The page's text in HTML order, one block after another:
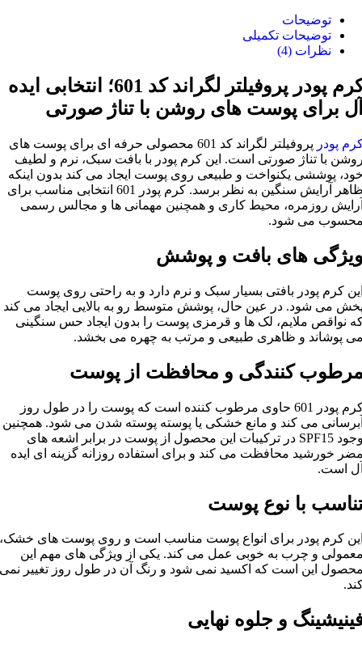
توضیحات
توضیحات تکمیلی
نظرات (4)
کرم پودر پروفیلتر لگراند کد 601؛ انتخابی ایده
برای پوست های روشن با تناژ صورتی
پودر
پروفیلتر لگراند کد 601 محصولی حرفه ای برای پوست های
با تناژ صورتی است. این کرم پودر با بافت سبک، نرم و لطیف
پوششی یکنواخت و طبیعی روی پوست ایجاد می کند بدون اینکه
ظاهر آرایش سنگین به نظر برسد. کرم پودر 601 انتخابی مناسب برای
روزمره، محیط کاری و همچنین مهمانی ها و مجالس رسمی
می شود.
های بافت و پوشش
کرم پودر بافتی بسیار سبک و نرم دارد و به راحتی روی پوست
می شود. در عین حال، پوشش متوسط رو به بالایی ایجاد می کند
نواقص ملایم، لک ها و قرمزی پوست را بدون ایجاد حس سنگینی
پوشاند و ظاهری طبیعی و مرتب به چهره می بخشد.
کنندگی و محافظت از پوست
کرم پودر 601 حاوی مرطوب کننده است که پوست را در طول روز
می کند و مانع خشکی یا پوسته پوسته شدن می شود. همچنین
وجود SPF15 در ترکیبات این محصول از پوست در برابر اشعه های
خورشید محافظت می کند و برای استفاده روزانه گزینه ای ایده
است.
با نوع پوست
کرم پودر برای انواع پوست مناسب است و روی پوست های خشک،
و چرب به خوبی عمل می کند. یکی از ویژگی های مهم این
این است که اکسید نمی شود و رنگ آن در طول روز تغییر نمی
و جلوه نهایی